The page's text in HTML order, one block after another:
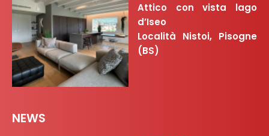
Attico con vista lago
d’Iseo
Località Nistoi, Pisogne
(BS)
NEWS